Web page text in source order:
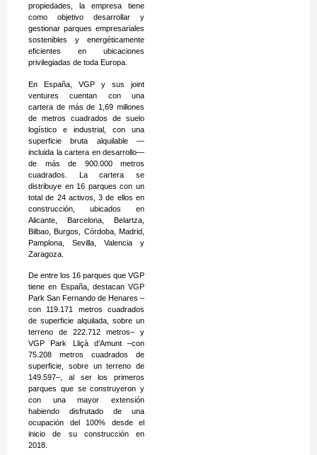
propiedades, la empresa tiene
como objetivo desarrollar y
gestionar parques empresariales
sostenibles y energéticamente
eficientes en ubicaciones
privilegiadas de toda Europa.
En España, VGP y sus joint
ventures cuentan con una
cartera de más de 1,69 millones
de metros cuadrados de suelo
logístico e industrial, con una
superficie bruta alquilable —
incluida la cartera en desarrollo—
de más de 900.000 metros
cuadrados. La cartera se
distribuye en 16 parques con un
total de 24 activos, 3 de ellos en
construcción, ubicados en
Alicante, Barcelona, Belartza,
Bilbao, Burgos, Córdoba, Madrid,
Pamplona, Sevilla, Valencia y
Zaragoza.
De entre los 16 parques que VGP
tiene en España, destacan VGP
Park San Fernando de Henares –
con 119.171 metros cuadrados
de superficie alquilada, sobre un
terreno de 222.712 metros– y
VGP Park Lliçà d’Amunt –con
75.208 metros cuadrados de
superficie, sobre un terreno de
149.597–, al ser los primeros
parques que se construyeron y
con una mayor extensión
habiendo disfrutado de una
ocupación del 100% desde el
inicio de su construcción en
2018.